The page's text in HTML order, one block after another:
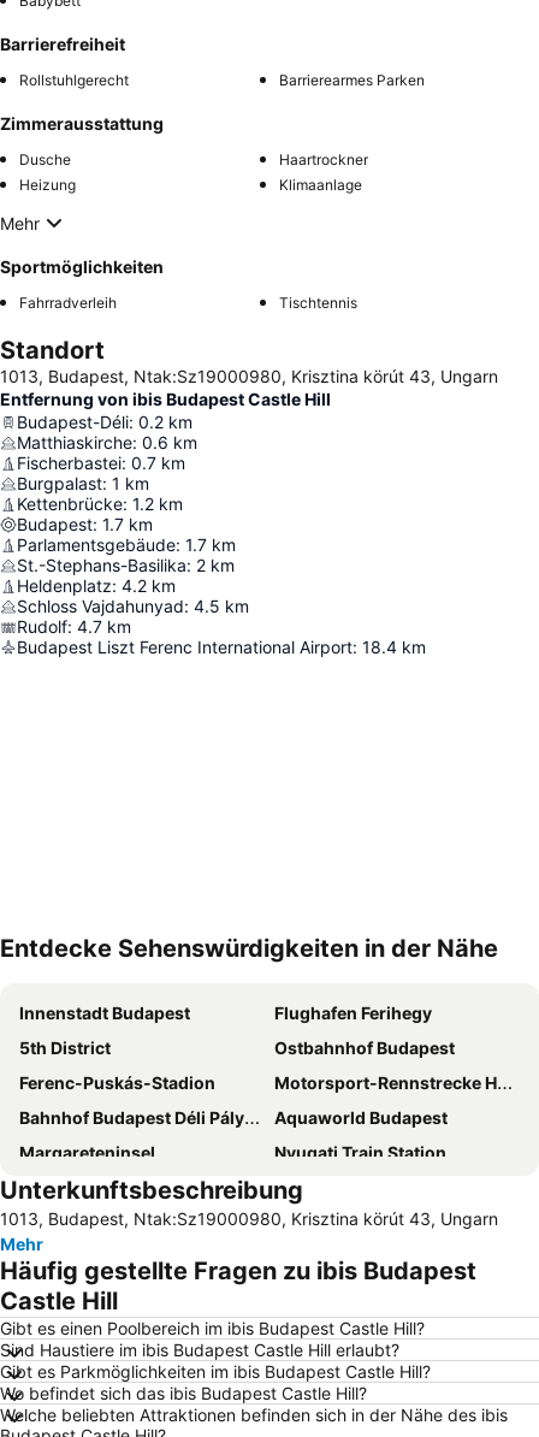
Barrierefreiheit
Rollstuhlgerecht Barrierearmes Parken
Zimmerausstattung
Dusche
Haartrockner
Heizung
Klimaanlage
Mehr
Sportmöglichkeiten
Fahrradverleih Tischtennis
Standort
1013, Budapest, Ntak:Sz19000980, Krisztina körút 43, Ungarn
Entfernung von ibis Budapest Castle Hill
Budapest-Déli: 0.2 km
Matthiaskirche: 0.6 km
Fischerbastei: 0.7 km
Burgpalast: 1 km
Kettenbrücke: 1.2 km
Budapest: 1.7 km
Parlamentsgebäude: 1.7 km
St.-Stephans-Basilika: 2 km
Heldenplatz: 4.2 km
Schloss Vajdahunyad: 4.5 km
Rudolf: 4.7 km
Budapest Liszt Ferenc International Airport: 18.4 km
Entdecke Sehenswürdigkeiten in der Nähe
Innenstadt Budapest
Flughafen Ferihegy
5th District
Ostbahnhof Budapest
Ferenc-Puskás-Stadion
Motorsport-Rennstrecke Hungaroring
Bahnhof Budapest Déli Pályaudvar
Aquaworld Budapest
Margareteninsel
Nyugati Train Station
Kettenbrücke
Parlament Budapest
7th District
Formula 1 Hungarian Grand Prix
Westbahnhof Budapest
Váci utca Straße
Kelenföld Railway Station
Kelenföld
Belváros-Lipótváros
Deák Ferenc tér metro station
Erzsébetváros
Lotz Hall at Keleti Railway Station
Angyalföld
Laszlo Papp Budapest Sports Arena
Unterkunftsbeschreibung
1013, Budapest, Ntak:Sz19000980, Krisztina körút 43, Ungarn
Mehr
Häufig gestellte Fragen zu ibis Budapest
Castle Hill
Gibt es einen Poolbereich im ibis Budapest Castle Hill?
Sind Haustiere im ibis Budapest Castle Hill erlaubt?
Gibt es Parkmöglichkeiten im ibis Budapest Castle Hill?
Wo befindet sich das ibis Budapest Castle Hill?
Welche beliebten Attraktionen befinden sich in der Nähe des ibis